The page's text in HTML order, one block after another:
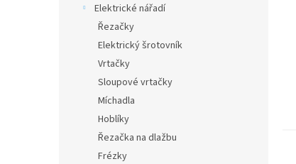
Elektrické nářadí
Řezačky
Elektrický šrotovník
Vrtačky
Sloupové vrtačky
Míchadla
Hoblíky
Řezačka na dlažbu
Frézky